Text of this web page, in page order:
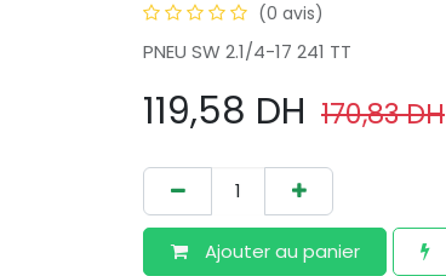
(0 avis)
PNEU SW 2.1/4-17 241 TT
119,58 DH 170,83DH
Ajouter au​ panier